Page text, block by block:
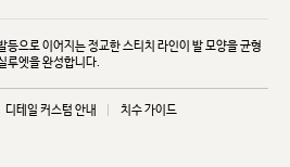
등으로 이어지는 정교한 스티치 라인이 발 모양을 균형
루엣을 완성합니다.
디테일 커스텀 안내 치수 가이드